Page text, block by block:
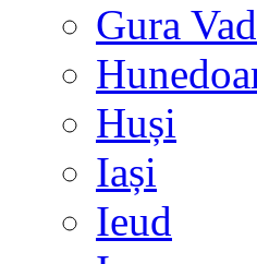
Gura
Huși
Iași
Ieud